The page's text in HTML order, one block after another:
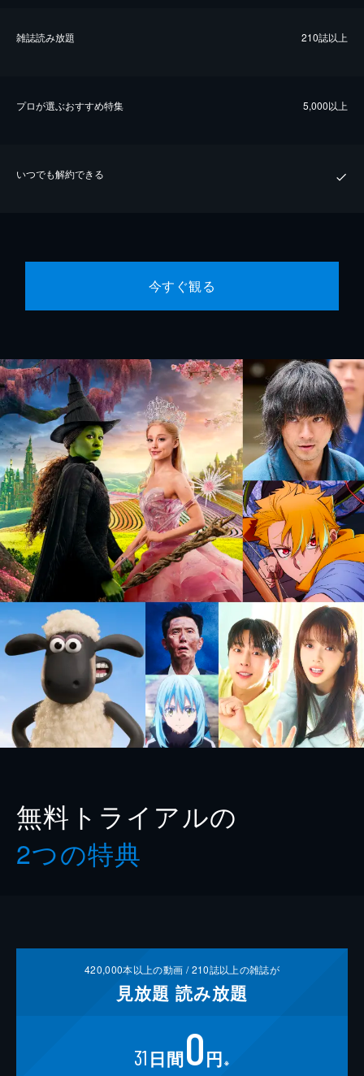
雑誌読み放題 210誌以上
プロが選ぶおすすめ特集 5,000以上
いつでも解約できる
今すぐ観る
無料トライアルの
2つの特典
420,000本以上の動画 /210誌以上の雑誌が
見放題 読み放題
31 日間0円 ※